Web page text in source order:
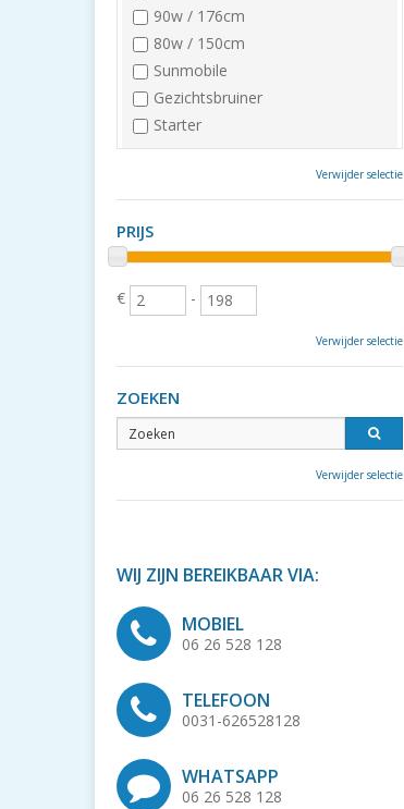
90w / 176cm
80w / 150cm
Sunmobile
Gezichtsbruiner
Starter
Verwijder selectie
PRIJS
€ -
Verwijder selectie
ZOEKEN
Verwijder selectie
WIJ ZIJN BEREIKBAAR VIA:
MOBIEL
06 26 528 128
TELEFOON
0031-626528128
WHATSAPP
06 26 528 128